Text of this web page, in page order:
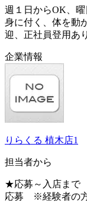
週１日からOK、
身に付く、体を動
迎、正社員登用あ
企業情報
りらくる 植木店1
担当者から
★応募～入店まで
応募 ※経験者の方